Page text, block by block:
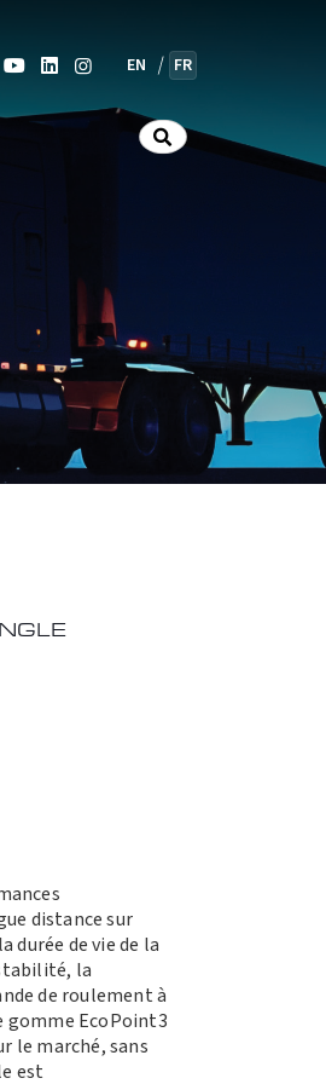
EN FR
distance sur
durée de vie de la
la
de roulement à
gomme EcoPoint3
le marché, sans
est